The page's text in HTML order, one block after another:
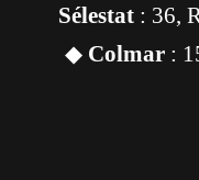
Sélestat : 36,
◆ Colmar: